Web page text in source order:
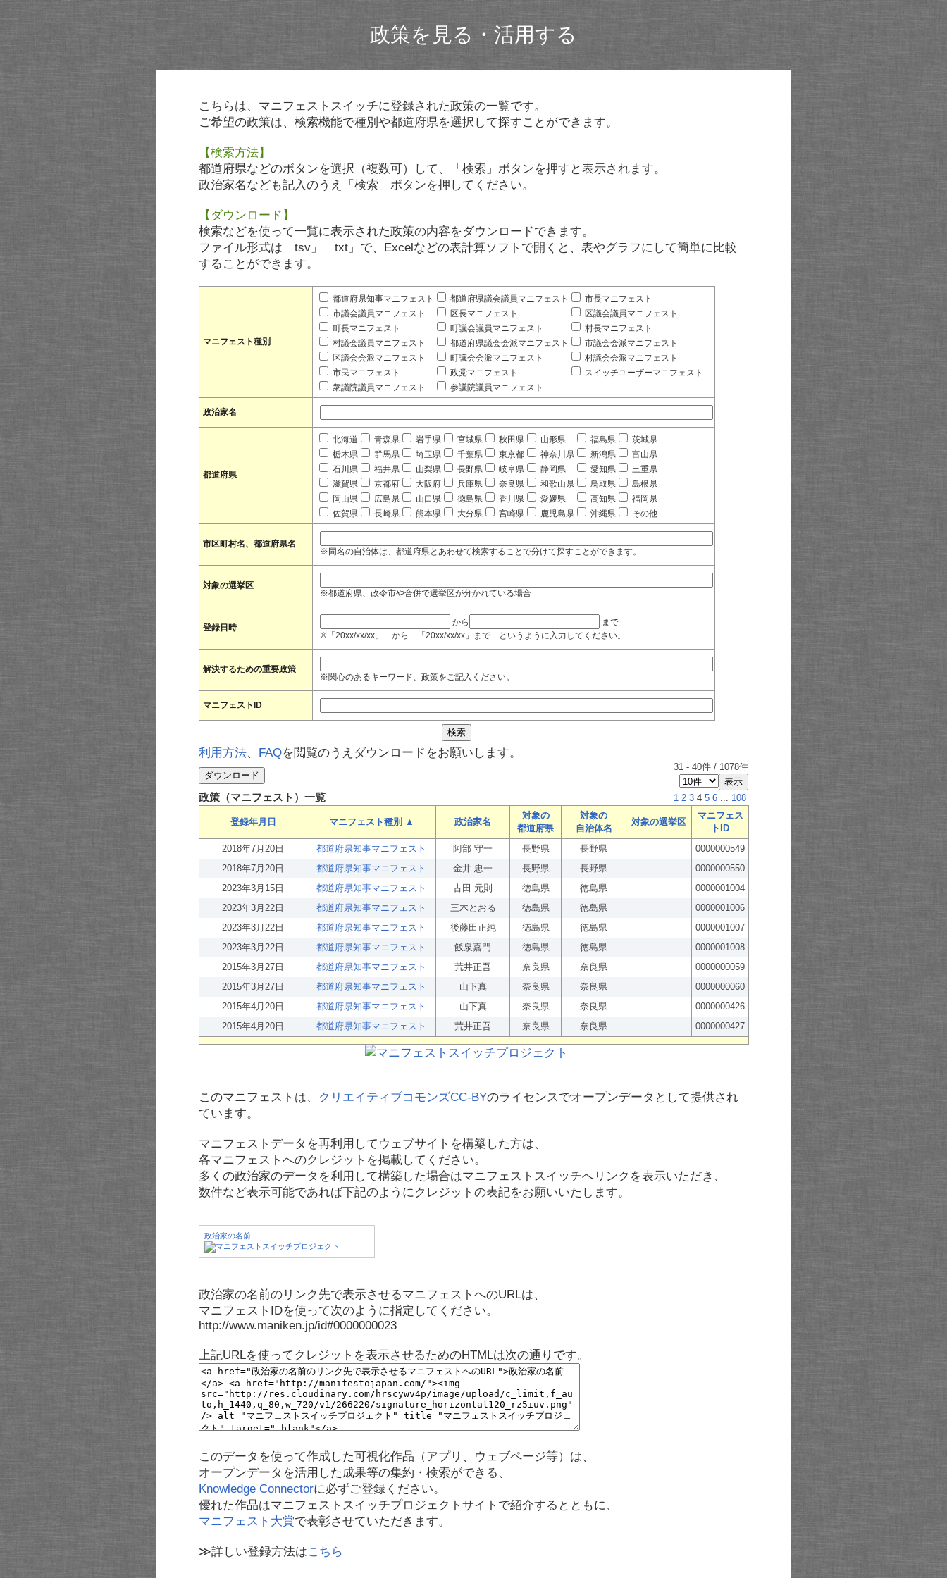
政策を見る・活用する
こちらは、マニフェストスイッチに登録された政策の一覧です。
ご希望の政策は、検索機能で種別や都道府県を選択して探すことができます。
【検索方法】
都道府県などのボタンを選択（複数可）して、「検索」ボタンを押すと表示されます。
政治家名なども記入のうえ「検索」ボタンを押してください。
【ダウンロード】
検索などを使って一覧に表示された政策の内容をダウンロードできます。
ファイル形式は「tsv」「txt」で、Excelなどの表計算ソフトで開くと、表やグラフにして簡単に比較
することができます。
マニフェスト種別
都道府県知事マニフェスト 都道府県議会議員マニフェスト
市長マニフェスト
市議会議員マニフェスト
区長マニフェスト
区議会議員マニフェスト
町長マニフェスト
町議会議員マニフェスト
村長マニフェスト
村議会議員マニフェスト
都道府県議会会派マニフェスト
市議会会派マニフェスト
区議会会派マニフェスト
町議会会派マニフェスト
村議会会派マニフェスト
市民マニフェスト
政党マニフェスト
スイッチユーザーマニフェスト
衆議院議員マニフェスト
参議院議員マニフェスト
政治家名
都道府県
北海道 青森県 岩手県 宮城県 秋田県 山形県 福島県
茨城県
栃木県
群馬県 埼玉県 千葉県 東京都 神奈川県 新潟県
富山県
石川県
福井県 山梨県 長野県 岐阜県 静岡県 愛知県
三重県
滋賀県
京都府 大阪府 兵庫県 奈良県 和歌山県 鳥取県
島根県
岡山県
広島県 山口県 徳島県 香川県 愛媛県 高知県
福岡県
佐賀県
長崎県 熊本県 大分県 宮崎県 鹿児島県 沖縄県 その他
市区町村名、都道府県名
※同名の自治体は、都道府県とあわせて検索することで分けて探すことができます。
対象の選挙区
※都道府県、政令市や合併で選挙区が分かれている場合
登録日時
から
まで
※「20xx/xx/xx」 から 「20xx/xx/xx」まで というように入力してください。
解決するための重要政策
※関心のあるキーワード、政策をご記入ください。
マニフェストID
利用方法、 FAQを閲覧のうえダウンロードをお願いします。
31 - 40件 / 1078件
政策（マニフェスト）一覧 1 2 3 4 5 6 ... 108
登録年月日 マニフェスト種別 ▲ 政治家名
対象の
都道府県
対象の
自治体名
対象の選挙区
マニフェス
トID
2018年7月20日
都道府県知事マニフェスト 阿部 守一 長野県 長野県
0000000549
2018年7月20日
都道府県知事マニフェスト 金井 忠一 長野県 長野県
0000000550
2023年3月15日
都道府県知事マニフェスト 古田 元則 徳島県 徳島県
0000001004
2023年3月22日
都道府県知事マニフェスト 三木とおる 徳島県 徳島県
0000001006
2023年3月22日
都道府県知事マニフェスト 後藤田正純 徳島県 徳島県
0000001007
2023年3月22日
都道府県知事マニフェスト 飯泉嘉門 徳島県 徳島県
0000001008
2015年3月27日
都道府県知事マニフェスト 荒井正吾 奈良県 奈良県
0000000059
2015年3月27日
都道府県知事マニフェスト 山下真 奈良県 奈良県
0000000060
2015年4月20日
都道府県知事マニフェスト 山下真 奈良県 奈良県
0000000426
2015年4月20日
都道府県知事マニフェスト 荒井正吾 奈良県 奈良県 0000000427
このマニフェストは、 クリエイティブコモンズCC-BYのライセンスでオープンデータとして提供され
ています。
マニフェストデータを再利用してウェブサイトを構築した方は、
各マニフェストへのクレジットを掲載してください。
多くの政治家のデータを利用して構築した場合はマニフェストスイッチへリンクを表示いただき、
数件など表示可能であれば下記のようにクレジットの表記をお願いいたします。
政治家の名前
政治家の名前のリンク先で表示させるマニフェストへのURLは、
マニフェストIDを使って次のように指定してください。
http://www.maniken.jp/id#0000000023
上記URLを使ってクレジットを表示させるためのHTMLは次の通りです。
このデータを使って作成した可視化作品（アプリ、ウェブページ等）は、
オープンデータを活用した成果等の集約・検索ができる、
Knowledge Connectorに必ずご登録ください。
優れた作品はマニフェストスイッチプロジェクトサイトで紹介するとともに、
マニフェスト大賞で表彰させていただきます。
≫詳しい登録方法はこちら